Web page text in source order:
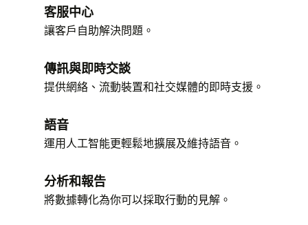
客服中心
讓客戶自助解決問題。
傳訊與即時交談
提供網絡、流動裝置和社交媒體的即時支援。
語音
運用人工智能更輕鬆地擴展及維持語音。
分析和報告
將數據轉化為你可以採取行動的見解。